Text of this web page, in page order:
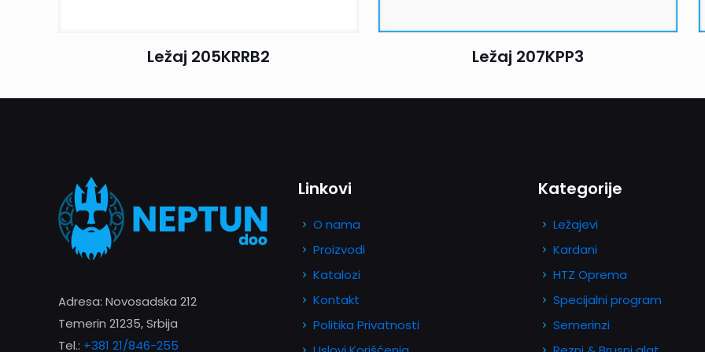
Ležaj 205KRRB2 Ležaj 207KPP3
Adresa: Novosadska 212
Temerin 21235, Srbija
Tel.: +381 21/846-255
Linkovi
O nama
Proizvodi
Katalozi
Kontakt
Politika Privatnosti
Kategorije
Ležajevi
Kardani
HTZ Oprema
Specijalni program
Semerinzi